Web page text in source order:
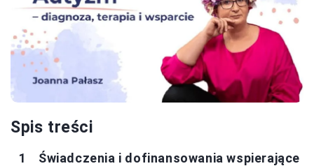
Spis treści
Świadczenia i dofinansowania wspierające